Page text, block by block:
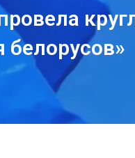
белорусов»